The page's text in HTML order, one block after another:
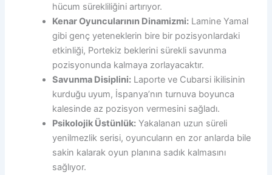
hücum sürekliliğini artırıyor.
Kenar Oyuncularının Dinamizmi: Lamine Yamal
gibi genç yeteneklerin bire bir pozisyonlardaki
etkinliği, Portekiz beklerini sürekli savunma
pozisyonunda kalmaya zorlayacaktır.
Savunma Disiplini: Laporte ve Cubarsi ikilisinin
kurduğu uyum, İspanya’nın turnuva boyunca
kalesinde az pozisyon vermesini sağladı.
Psikolojik Üstünlük: Yakalanan uzun süreli
yenilmezlik serisi, oyuncuların en zor anlarda bile
sakin kalarak oyun planına sadık kalmasını
sağlıyor.